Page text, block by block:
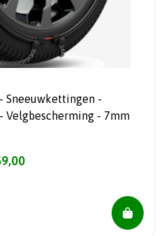
- Sneeuwkettingen -
Velgbescherming - 7mm